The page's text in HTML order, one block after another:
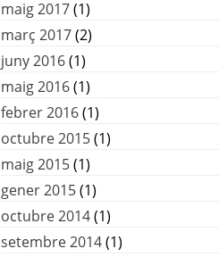
maig 2017(1)
març 2017(2)
juny 2016(1)
maig 2016(1)
febrer 2016(1)
octubre 2015(1)
maig 2015(1)
gener 2015(1)
octubre 2014(1)
setembre 2014(1)